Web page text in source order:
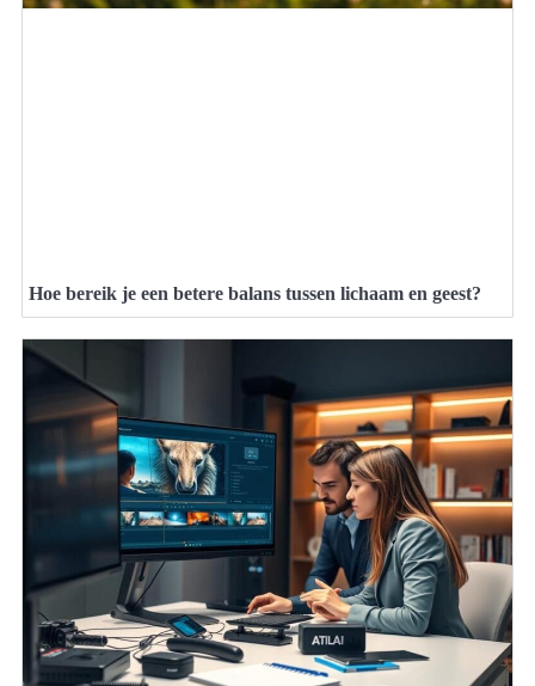
Hoe bereik je een betere balans tussen lichaam en geest?